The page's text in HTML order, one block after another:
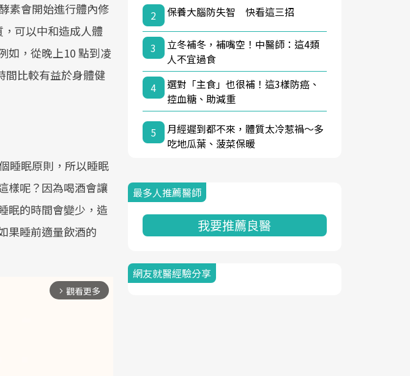
素會開始進行體內修
可以中和造成人體
如，從晚上10 點到凌
間比較有益於身體健
睡眠原則，所以睡眠
樣呢？因為喝酒會讓
眠的時間會變少，造
果睡前適量飲酒的
arrow_forward_ios 觀看更多
2
保養大腦防失智 快看這三招
3
立冬補冬，補嘴空！中醫師：這4類
人不宜過食
4
選對「主食」也很補！這3樣防癌、
控血糖、助減重
5
月經遲到都不來，體質太冷惹禍〜多
吃地瓜葉、菠菜保暖
最多人推薦醫師
我要推薦良醫
網友就醫經驗分享